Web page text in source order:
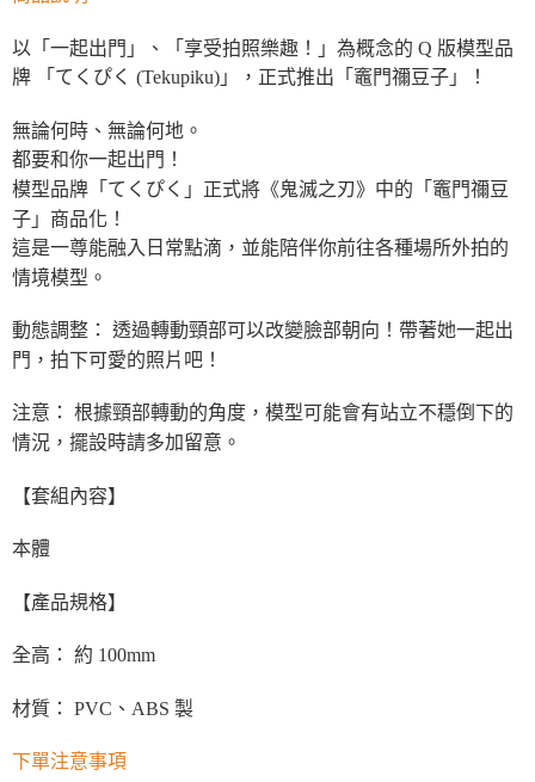
以「一起出門」、「享受拍照樂趣！」為概念的 Q 版模型品
牌 「てくぴく (Tekupiku)」，正式推出「竈門禰豆子」！
無論何時、無論何地。
都要和你一起出門！
模型品牌「てくぴく」正式將《鬼滅之刃》中的「竈門禰豆
子」商品化！
這是一尊能融入日常點滴，並能陪伴你前往各種場所外拍的
情境模型。
動態調整： 透過轉動頸部可以改變臉部朝向！帶著她一起出
門，拍下可愛的照片吧！
注意： 根據頸部轉動的角度，模型可能會有站立不穩倒下的
情況，擺設時請多加留意。
【套組內容】
本體
【產品規格】
全高： 約 100mm
材質： PVC、ABS 製
下單注意事項